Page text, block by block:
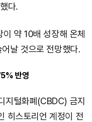
다.
약 10배 성장해 온체
날 것으로 전망했다.
반영
지털화폐(CBDC) 금지
히스토리언 계정이 전